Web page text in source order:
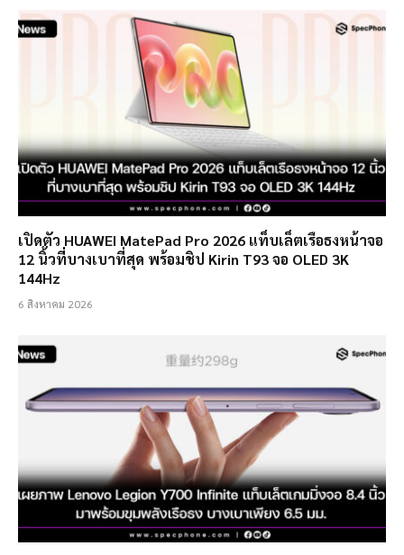
เปิดตัว HUAWEI MatePad Pro 2026 แท็บเล็ตเรือธงหน้าจอ
12 นิ้วที่บางเบาที่สุด พร้อมชิป Kirin T93 จอ OLED 3K
144Hz
6 สิงหาคม 2026